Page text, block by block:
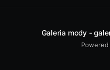
Galeria mody -